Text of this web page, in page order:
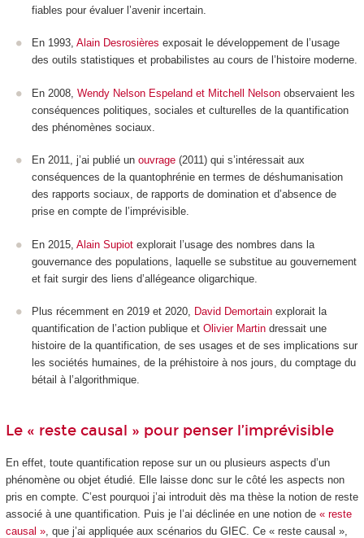
fiables pour évaluer l’avenir incertain.
En 1993, Alain Desrosières exposait le développement de l’usage
des outils statistiques et probabilistes au cours de l’histoire moderne.
En 2008, Wendy Nelson Espeland et Mitchell Nelson observaient les
conséquences politiques, sociales et culturelles de la quantification
des phénomènes sociaux.
En 2011, j’ai publié un ouvrage (2011) qui s’intéressait aux
conséquences de la quantophrénie en termes de déshumanisation
des rapports sociaux, de rapports de domination et d’absence de
prise en compte de l’imprévisible.
En 2015, Alain Supiot explorait l’usage des nombres dans la
gouvernance des populations, laquelle se substitue au gouvernement
et fait surgir des liens d’allégeance oligarchique.
Plus récemment en 2019 et 2020, David Demortain explorait la
quantification de l’action publique et Olivier Martin dressait une
histoire de la quantification, de ses usages et de ses implications sur
les sociétés humaines, de la préhistoire à nos jours, du comptage du
bétail à l’algorithmique.
Le « reste causal » pour penser l’imprévisible
En effet, toute quantification repose sur un ou plusieurs aspects d’un
phénomène ou objet étudié. Elle laisse donc sur le côté les aspects non
pris en compte. C’est pourquoi j’ai introduit dès ma thèse la notion de reste
associé à une quantification. Puis je l’ai déclinée en une notion de « reste
causal », que j’ai appliquée aux scénarios du GIEC. Ce « reste causal »,